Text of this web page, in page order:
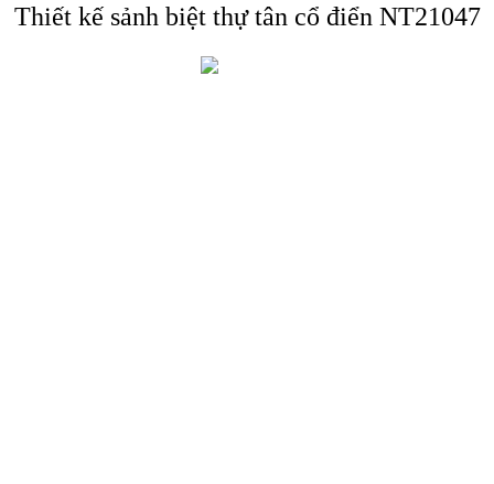
Thiết kế sảnh biệt thự tân cổ điển NT21047